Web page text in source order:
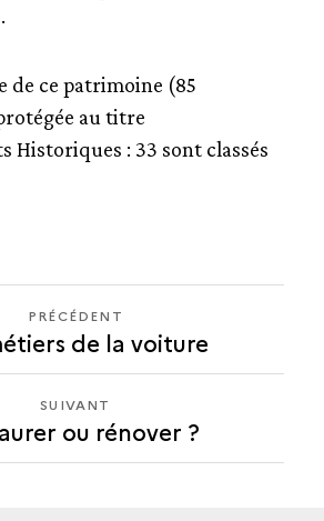
de ce patrimoine (85
au titre
Historiques : 33 sont classés
PRÉCÉDENT
RESTAURER
PRÉCÉDENT
de la voiture
SUIVANT
RESTAURER
SUIVANT
ou rénover ?